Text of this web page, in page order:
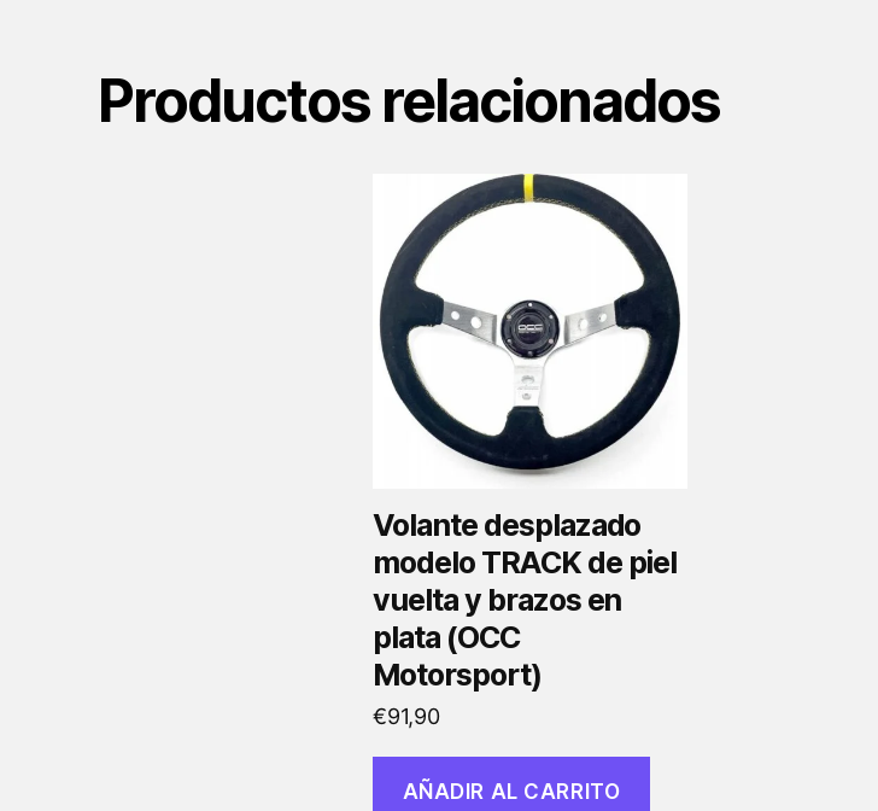
Productos relacionados
Volante desplazado
modelo TRACK de piel
vuelta y brazos en
plata (OCC
Motorsport)
€91,90
AÑADIR AL CARRITO